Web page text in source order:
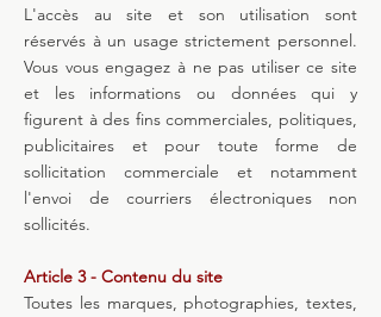
L'accès au site et son utilisation sont
réservés à un usage strictement personnel.
Vous vous engagez à ne pas utiliser ce site
et les informations ou données qui y
figurent à des fins commerciales, politiques,
publicitaires et pour toute forme de
sollicitation commerciale et notamment
l'envoi de courriers électroniques non
sollicités.
Article 3 - Contenu du site
Toutes les marques, photographies, textes,